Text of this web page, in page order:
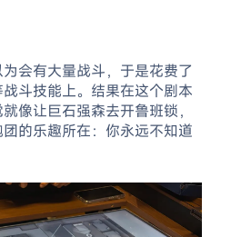
会有大量战斗，于是花费了
斗技能上。结果在这个剧本
让巨石强森去开鲁班锁，
的乐趣所在：你永远不知道